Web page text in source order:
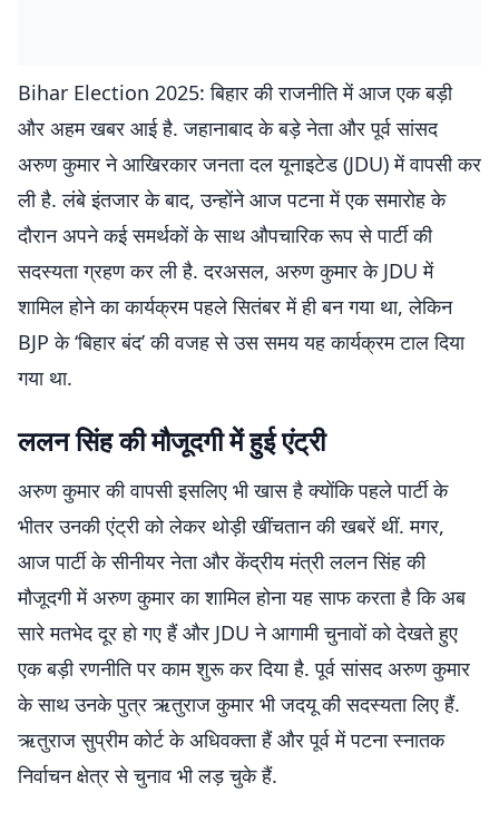
Bihar Election 2025: बिहार की राजनीति में आज एक बड़ी
और अहम खबर आई है. जहानाबाद के बड़े नेता और पूर्व सांसद
अरुण कुमार ने आखिरकार जनता दल यूनाइटेड (JDU) में वापसी कर
ली है. लंबे इंतजार के बाद, उन्होंने आज पटना में एक समारोह के
दौरान अपने कई समर्थकों के साथ औपचारिक रूप से पार्टी की
सदस्यता ग्रहण कर ली है. दरअसल, अरुण कुमार के JDU में
शामिल होने का कार्यक्रम पहले सितंबर में ही बन गया था, लेकिन
BJP के ‘बिहार बंद’ की वजह से उस समय यह कार्यक्रम टाल दिया
गया था.
ललन सिंह की मौजूदगी में हुई एंट्री
अरुण कुमार की वापसी इसलिए भी खास है क्योंकि पहले पार्टी के
भीतर उनकी एंट्री को लेकर थोड़ी खींचतान की खबरें थीं. मगर,
आज पार्टी के सीनीयर नेता और केंद्रीय मंत्री ललन सिंह की
मौजूदगी में अरुण कुमार का शामिल होना यह साफ करता है कि अब
सारे मतभेद दूर हो गए हैं और JDU ने आगामी चुनावों को देखते हुए
एक बड़ी रणनीति पर काम शुरू कर दिया है. पूर्व सांसद अरुण कुमार
के साथ उनके पुत्र ऋतुराज कुमार भी जदयू की सदस्यता लिए हैं.
ऋतुराज सुप्रीम कोर्ट के अधिवक्ता हैं और पूर्व में पटना स्नातक
निर्वाचन क्षेत्र से चुनाव भी लड़ चुके हैं.